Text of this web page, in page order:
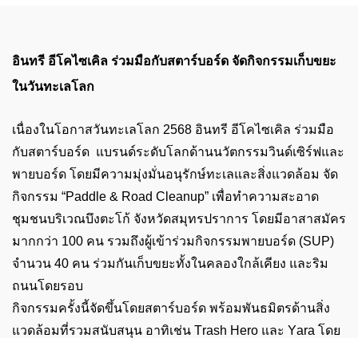
อินทรี อีโคไซเคิล ร่วมมือกับสตาร์บอร์ด จัดกิจกรรมเก็บขยะ
ในวันทะเลโลก
เนื่องในโอกาสวันทะเลโลก 2568 อินทรี อีโคไซเคิล ร่วมมือ
กับสตาร์บอร์ด แบรนด์ระดับโลกด้านนวัตกรรมวินด์เซิร์ฟและ
พายบอร์ด โดยมีความมุ่งมั่นอนุรักษ์ทะเลและสิ่งแวดล้อม จัด
กิจกรรม “Paddle & Road Cleanup” เพื่อทำความสะอาด
ชุมชนบริเวณบึงตะโก้ จังหวัดสมุทรปราการ โดยมีอาสาสมัคร
มากกว่า 100 คน รวมถึงผู้เข้าร่วมกิจกรรมพายบอร์ด (SUP)
จำนวน 40 คน ร่วมกันเก็บขยะทั้งในคลองใกล้เคียง และริม
ถนนโดยรอบ
กิจกรรมครั้งนี้จัดขึ้นโดยสตาร์บอร์ด พร้อมพันธมิตรด้านสิ่ง
แวดล้อมที่รวมสนับสนุน อาทิเช่น Trash Hero และ Yara โดย